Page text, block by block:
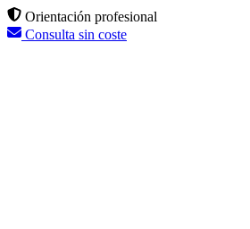
Orientación profesional
Consulta sin coste